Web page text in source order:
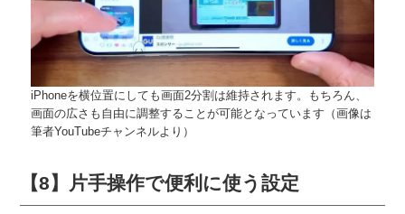
iPhoneを横位置にしても画面2分割は維持されます。もちろん、
画面の広さも自由に調整することが可能となっています（画像は
筆者YouTubeチャンネルより）
【8】片手操作で便利に使う設定